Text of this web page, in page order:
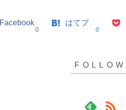
Facebook
0
はてブ
0